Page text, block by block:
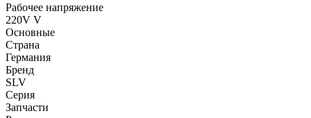
Рабочее напряжение
220V V
Основные
Страна
Германия
Бренд
SLV
Серия
Запчасти